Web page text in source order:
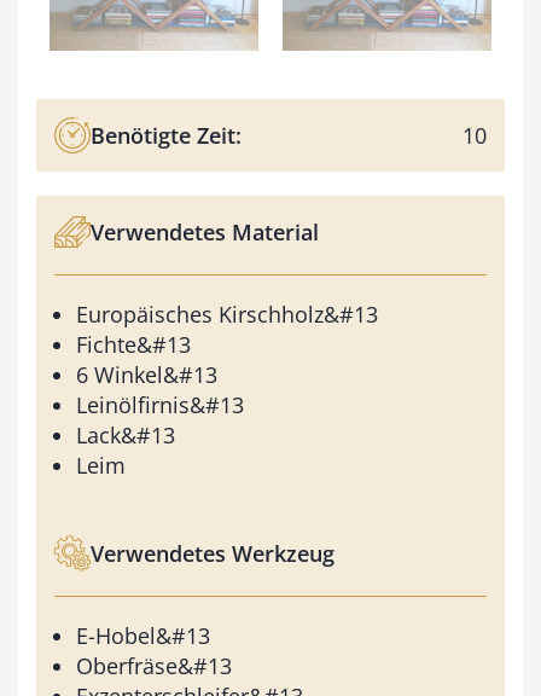
Benötigte Zeit: 10
Verwendetes Material
Europäisches Kirschholz&#13
Fichte&#13
6 Winkel&#13
Leinölfirnis&#13
Lack&#13
Leim
Verwendetes Werkzeug
E-Hobel&#13
Oberfräse&#13